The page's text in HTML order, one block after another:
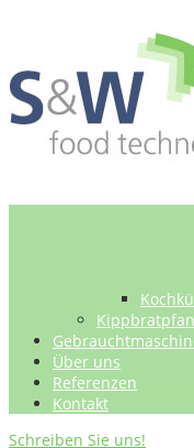
Über uns
Referenzen
Kontakt
Schreiben Sie uns!